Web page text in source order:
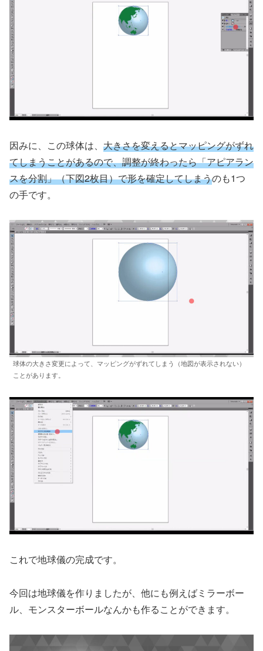
因みに、この球体は、 大きさを変えるとマッピングがずれ
てしまうことがあるので、調整が終わったら「アピアラン
スを分割」（下図2枚目）で形を確定してしまうのも1つ
の手です。
球体の大きさ変更によって、マッピングがずれてしまう（地図が表示されない）
ことがあります。
これで地球儀の完成です。
今回は地球儀を作りましたが、他にも例えばミラーボー
ル、モンスターボールなんかも作ることができます。